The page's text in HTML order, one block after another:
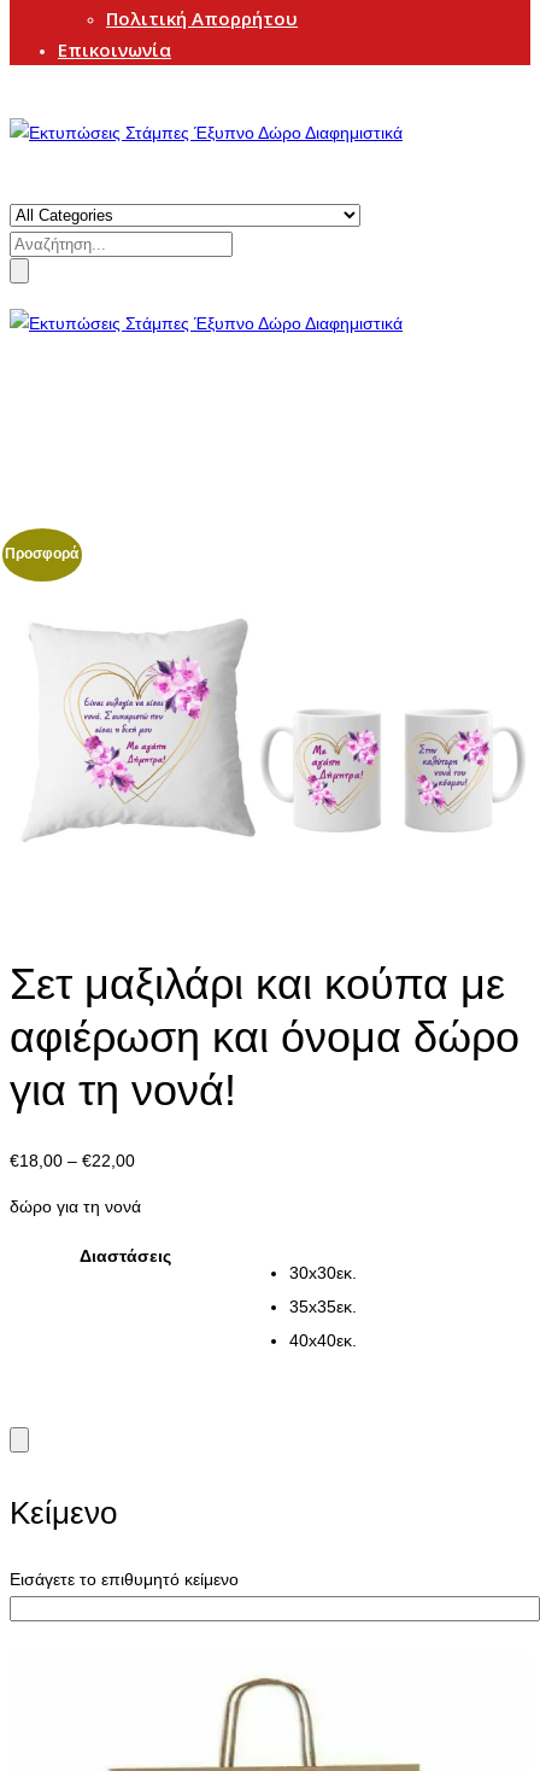
Πολιτική Απορρήτου
Επικοινωνία
Search
Προσφορά
Σετ μαξιλάρι και κούπα με
αφιέρωση και όνομα δώρο
για τη νονά!
€18,00 – €22,00Price
€18,00
δώρο για τη νονά
Διαστάσεις
30x30εκ.
35x35εκ.
40x40εκ.
Κείμενο
Εισάγετε το επιθυμητό κείμενο